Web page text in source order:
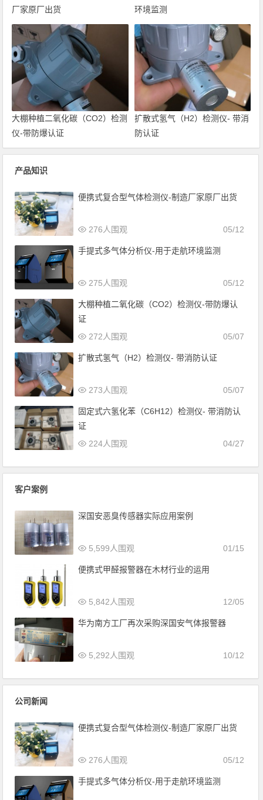
厂家原厂出货
环境监测
大棚种植二氧化碳（CO2）检测
仪-带防爆认证
扩散式氢气（H2）检测仪- 带消
防认证
产品知识
便携式复合型气体检测仪-制造厂家原厂出货
05/12
276人围观
手提式多气体分析仪-用于走航环境监测
05/12
275人围观
大棚种植二氧化碳（CO2）检测仪-带防爆认
证
05/07
272人围观
扩散式氢气（H2）检测仪- 带消防认证
05/07
273人围观
固定式六氢化苯（C6H12）检测仪- 带消防认
证
04/27
224人围观
客户案例
深国安恶臭传感器实际应用案例
01/15
5,599人围观
便携式甲醛报警器在木材行业的运用
12/05
5,842人围观
华为南方工厂再次采购深国安气体报警器
10/12
5,292人围观
公司新闻
便携式复合型气体检测仪-制造厂家原厂出货
05/12
276人围观
手提式多气体分析仪-用于走航环境监测